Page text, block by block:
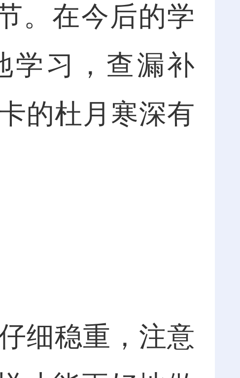
。在今后的学
学习，查漏补
的杜月寒深有
细稳重，注意